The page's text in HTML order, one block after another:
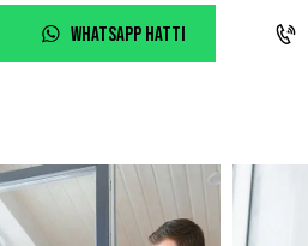
WHATSAPP HATTI